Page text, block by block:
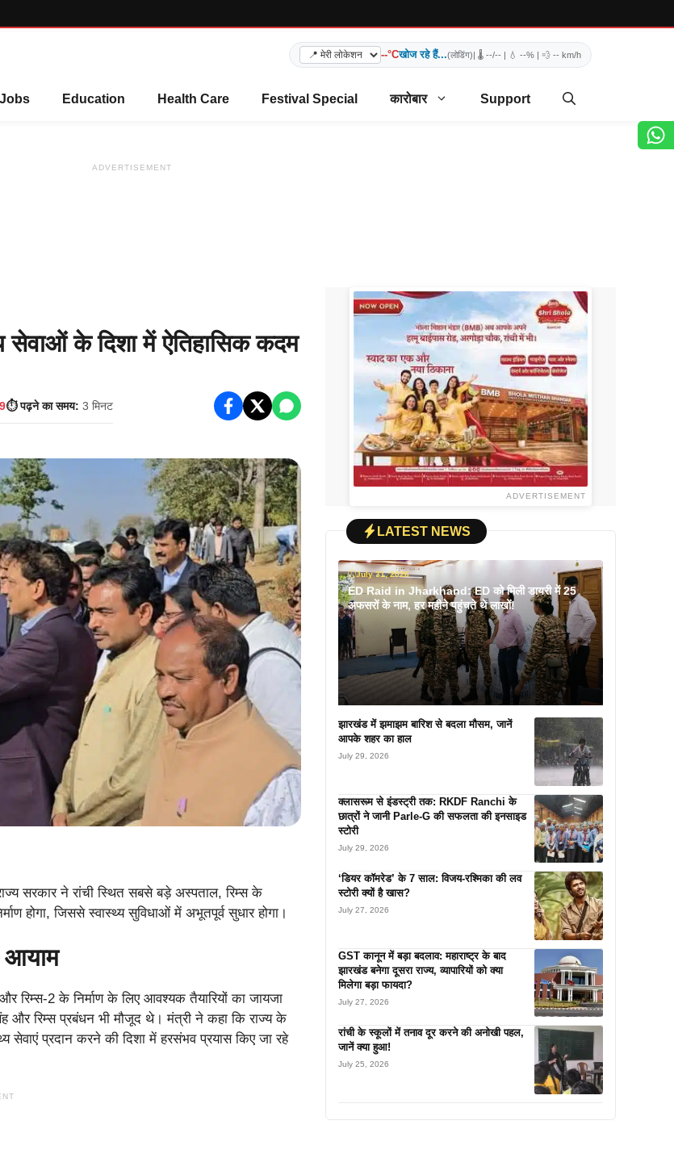
--°Cखोज रहे हैं...(लोडिंग)| 🌡️ --/-- | 💧 --% | 💨 -- km/h
Jobs Education Health Care Festival Special कारोबार Support
ADVERTISEMENT
सेवाओं के दिशा में ऐतिहासिक कदम
⏱️ पढ़ने का समय: 3 मिनट
सरकार ने रांची स्थित सबसे बड़े अस्पताल, रिम्स के
होगा, जिससे स्वास्थ्य सुविधाओं में अभूतपूर्व सुधार होगा।
आयाम
और रिम्स-2 के निर्माण के लिए आवश्यक तैयारियों का जायजा
और रिम्स प्रबंधन भी मौजूद थे। मंत्री ने कहा कि राज्य के
प्रदान करने की दिशा में हरसंभव प्रयास किए जा रहे
ADVERTISEMENT
LATEST NEWS
July 31, 2026
ED Raid in Jharkhand: ED को मिली डायरी में 25
अफसरों के नाम, हर महीने पहुंचते थे लाखों!
झारखंड में झमाझम बारिश से बदला मौसम, जानें
आपके शहर का हाल
July 29, 2026
क्लासरूम से इंडस्ट्री तक: RKDF Ranchi के
छात्रों ने जानी Parle-G की सफलता की इनसाइड
स्टोरी
July 29, 2026
‘डियर कॉमरेड’ के 7 साल: विजय-रश्मिका की लव
स्टोरी क्यों है खास?
July 27, 2026
GST कानून में बड़ा बदलाव: महाराष्ट्र के बाद
झारखंड बनेगा दूसरा राज्य, व्यापारियों को क्या
मिलेगा बड़ा फायदा?
July 27, 2026
रांची के स्कूलों में तनाव दूर करने की अनोखी पहल,
जानें क्या हुआ!
July 25, 2026